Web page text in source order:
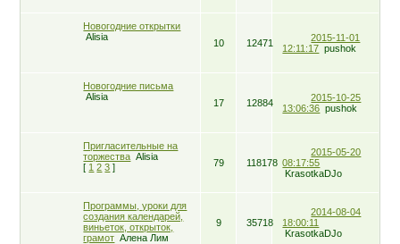
Новогодние открытки
Alisia
10 12471
2015-11-01
12:11:17 pushok
Новогодние письма
Alisia
17 12884
2015-10-25
13:06:36 pushok
Пригласительные на
торжества Alisia
[ 1 2 3 ] 79 118178
2015-05-20
08:17:55
KrasotkaDJo
Программы, уроки для
создания календарей,
виньеток, открыток,
грамот Алена Лим
9 35718
2014-08-04
18:00:11
KrasotkaDJo